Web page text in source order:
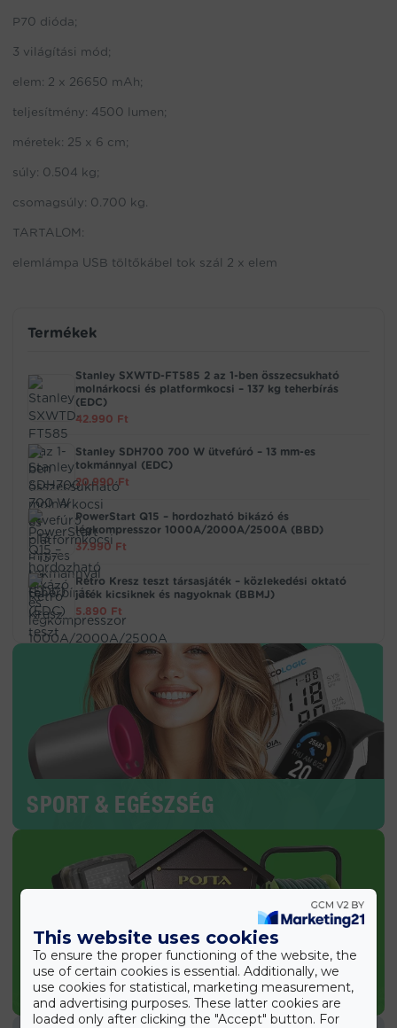
P70 dióda;
3 világítási mód;
elem: 2 x 26650 mAh;
teljesítmény: 4500 lumen;
méretek: 25 x 6 cm;
súly: 0.504 kg;
csomagsúly: 0.700 kg.
TARTALOM:
elemlámpa USB töltőkábel tok szál 2 x elem
Termékek
Stanley SXWTD-FT585 2 az 1-ben összecsukható
molnárkocsi és platformkocsi – 137 kg teherbírás
(EDC)
42.990 Ft
Stanley SDH700 700 W ütvefúró – 13 mm-es
tokmánnyal (EDC)
20.990Ft
PowerStart Q15 – hordozható bikázó és
légkompresszor 1000A/2000A/2500A (BBD)
37.990 Ft
Retro Kresz teszt társasjáték – közlekedési oktató
játék kicsiknek és nagyoknak (BBMJ)
5.890 Ft
SPORT & EGÉSZSÉG
KERTI TERMÉKEK
This website uses cookies
To ensure the proper functioning of the website, the
use of certain cookies is essential. Additionally, we
use cookies for statistical, marketing measurement,
and advertising purposes. These latter cookies are
loaded only after clicking the "Accept" button. For